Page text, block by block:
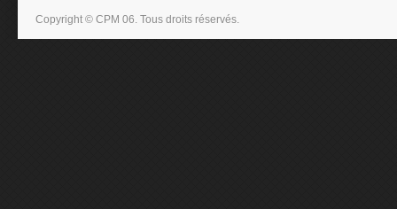
Copyright © CPM 06. Tous droits réservés.